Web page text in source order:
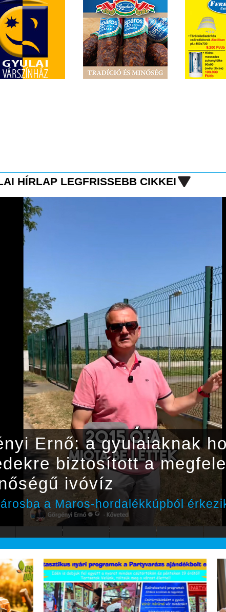
HÍRLAP LEGFRISSEBB CIKKEI
Ernő: a gyulaiaknak
biztosított a
ivóvíz
a Maros-hordalékkúpból